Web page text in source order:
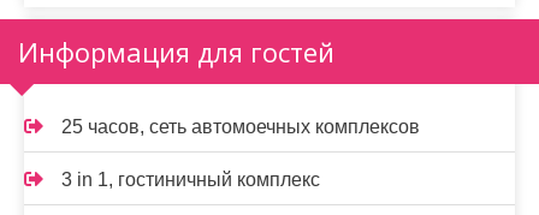
Информация для гостей
25 часов, сеть автомоечных комплексов
3 in 1, гостиничный комплекс